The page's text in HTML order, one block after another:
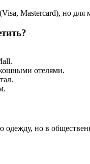
Mastercard), но
отелями.
но в